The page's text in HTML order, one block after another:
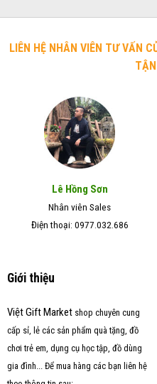
LIÊN HỆ NHÂN VIÊN TƯ VẤN
Lê Hồng Sơn
Nhân viên Sales
Điện thoại: 0977.032.686
Giới thiệu
Việt Gift Marketshop chuyên cung
cấp sỉ, lẻ các sản phẩm quà tặng, đồ
chơi trẻ em, dụng cụ học tập, đồ dùng
gia đình... Để mua hàng các bạn liên hệ